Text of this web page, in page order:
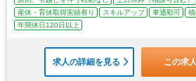
産休・育休取得実績有り
スキルアップ 車通勤可
年間休日120日以上
求人の詳細を見る この求